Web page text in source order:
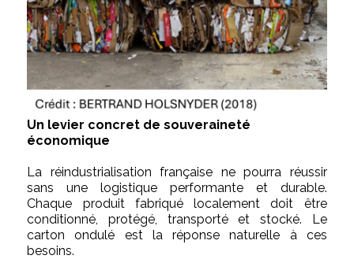
Un levier concret de souveraineté
économique
La réindustrialisation française ne pourra réussir
sans une logistique performante et durable.
Chaque produit fabriqué localement doit être
conditionné, protégé, transporté et stocké. Le
carton ondulé est la réponse naturelle à ces
besoins.